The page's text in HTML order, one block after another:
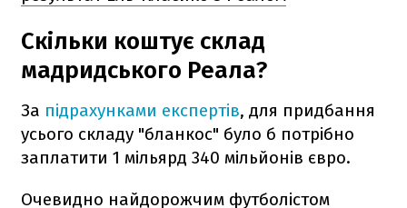
Скільки коштує склад
мадридського Реала?
За підрахунками експертів, для придбання
усього складу "бланкос" було б потрібно
заплатити 1 мільярд 340 мільйонів євро.
Очевидно найдорожчим футболістом